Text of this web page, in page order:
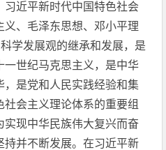
习近平新时代中国特色社会
、毛泽东思想、邓小平理
学发展观的继承和发展，是
一世纪马克思主义，是中华
，是党和人民实践经验和集
会主义理论体系的重要组
实现中华民族伟大复兴而奋
持并不断发展。在习近平新